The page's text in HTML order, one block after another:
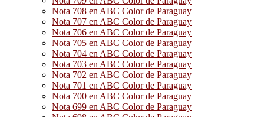
Nota 708 en ABC Color de Paraguay
Nota 707 en ABC Color de Paraguay
Nota 706 en ABC Color de Paraguay
Nota 705 en ABC Color de Paraguay
Nota 704 en ABC Color de Paraguay
Nota 703 en ABC Color de Paraguay
Nota 702 en ABC Color de Paraguay
Nota 701 en ABC Color de Paraguay
Nota 700 en ABC Color de Paraguay
Nota 699 en ABC Color de Paraguay